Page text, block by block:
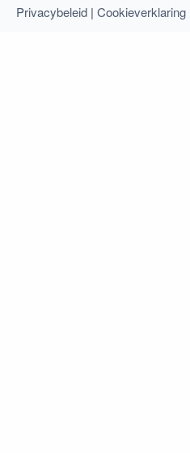
Privacybeleid | Cookieverklaring